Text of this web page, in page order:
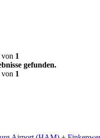
von 1
gefunden.
von 1